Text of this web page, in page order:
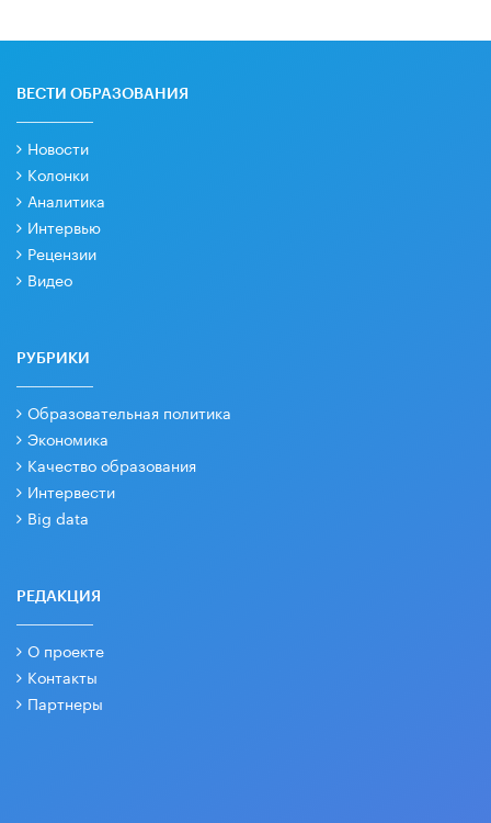
ВЕСТИ ОБРАЗОВАНИЯ
Новости
Колонки
Аналитика
Интервью
Рецензии
Видео
РУБРИКИ
Образовательная политика
Экономика
Качество образования
Интервести
Big data
РЕДАКЦИЯ
О проекте
Контакты
Партнеры